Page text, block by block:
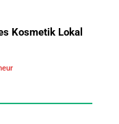
dari Eiger:
Pabrik yang
Menjadi Raja
Group
Kosmetik Lokal